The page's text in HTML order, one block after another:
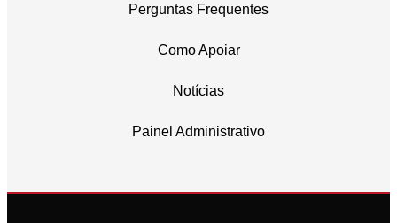
Perguntas Frequentes
Como Apoiar
Notícias
Painel Administrativo